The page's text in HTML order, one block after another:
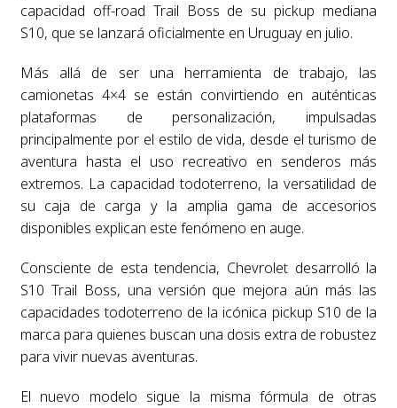
capacidad off-road Trail Boss de su pickup mediana
S10, que se lanzará oficialmente en Uruguay en julio.
Más allá de ser una herramienta de trabajo, las
camionetas 4×4 se están convirtiendo en auténticas
plataformas de personalización, impulsadas
principalmente por el estilo de vida, desde el turismo de
aventura hasta el uso recreativo en senderos más
extremos. La capacidad todoterreno, la versatilidad de
su caja de carga y la amplia gama de accesorios
disponibles explican este fenómeno en auge.
Consciente de esta tendencia, Chevrolet desarrolló la
S10 Trail Boss, una versión que mejora aún más las
capacidades todoterreno de la icónica pickup S10 de la
marca para quienes buscan una dosis extra de robustez
para vivir nuevas aventuras.
El nuevo modelo sigue la misma fórmula de otras